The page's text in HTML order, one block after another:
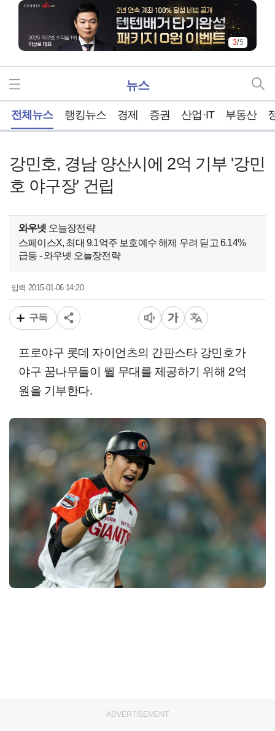
3/5
뉴스
전체뉴스 랭킹뉴스 경제 증권 산업·IT 부동산
강민호, 경남 양산시에 2억 기부 '강민
호 야구장' 건립
와우넷 오늘장전략
스페이스X, 최대 9.1억주 보호예수 해제 우려 딛고 6.14%
급등 - 와우넷 오늘장전략
입력2015-01-06 14:20
구독
프로야구 롯데 자이언츠의 간판스타 강민호가
야구 꿈나무들이 뛸 무대를 제공하기 위해 2억
원을 기부한다.
ADVERTISEMENT